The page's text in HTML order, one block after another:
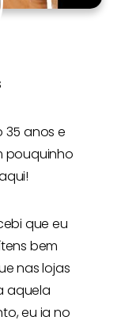
35 anos e
pouquinho
que eu
bem
nas lojas
aquela
eu ia no